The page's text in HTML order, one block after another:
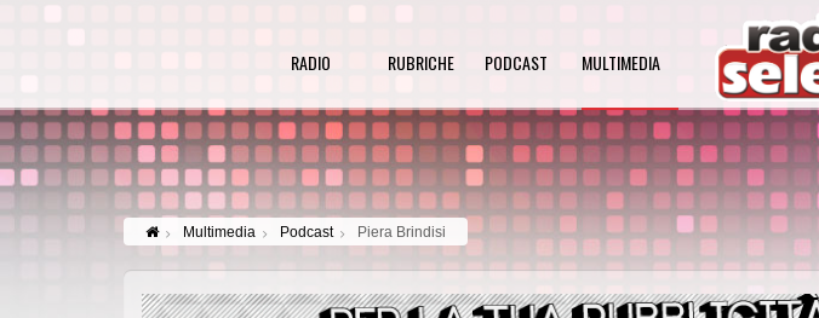
RADIO RUBRICHE PODCAST MULTIMEDIA
Multimedia Podcast Piera Brindisi